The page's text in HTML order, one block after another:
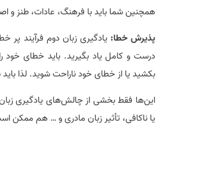
همچنین شما باید با فرهنگ، عادات، طنز و
پذیرش خطا: یادگیری زبان دوم فرآیند پر
درست و کامل یاد بگیرید. باید خطای خود
بکشید یا از خطای خود ناراحت شوید. لذا
این‌ها فقط بخشی از چالش‌های یادگیری
یا ناکافی، تأثیر زبان مادری و … هم ممکن